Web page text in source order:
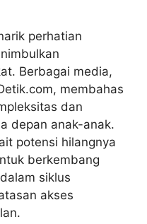
perhatian
Berbagai media,
membahas
dan
depan anak-anak.
potensi hilangnya
berkembang
siklus
akses